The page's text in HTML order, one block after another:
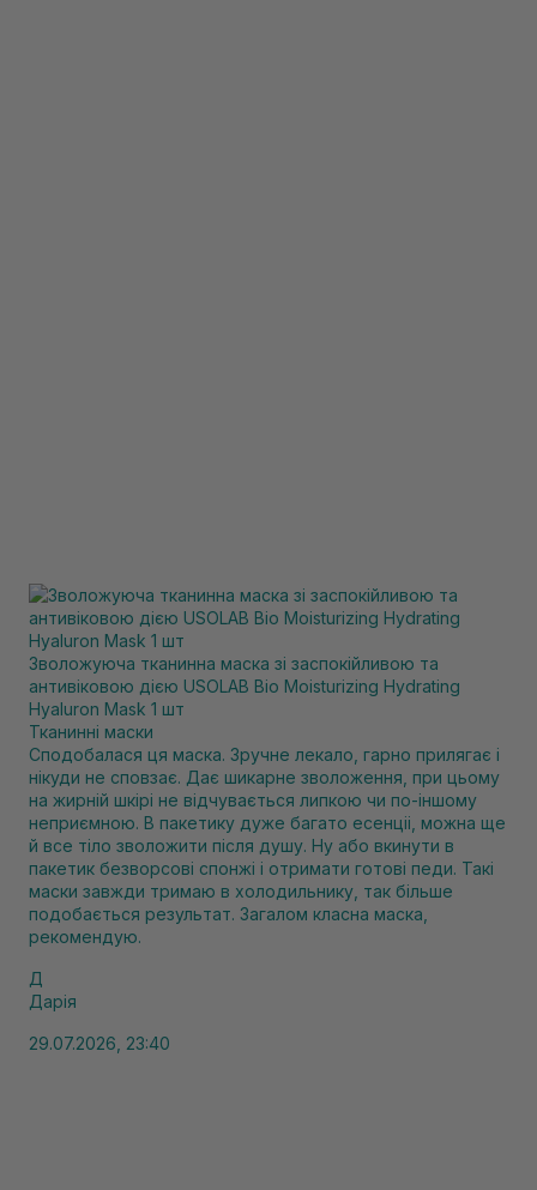
Зволожуюча тканинна маска зі заспокійливою та
антивіковою дією USOLAB Bio Moisturizing Hydrating
Hyaluron Mask 1 шт
Тканинні маски
Сподобалася ця маска. Зручне лекало, гарно прилягає і
нікуди не сповзає. Дає шикарне зволоження, при цьому
на жирній шкірі не відчувається липкою чи по-іншому
неприємною. В пакетику дуже багато есенціі, можна ще
й все тіло зволожити після душу. Ну або вкинути в
пакетик безворсові спонжі і отримати готові педи. Такі
маски завжди тримаю в холодильнику, так більше
подобається результат. Загалом класна маска,
рекомендую.
Д
Дарія
29.07.2026, 23:40